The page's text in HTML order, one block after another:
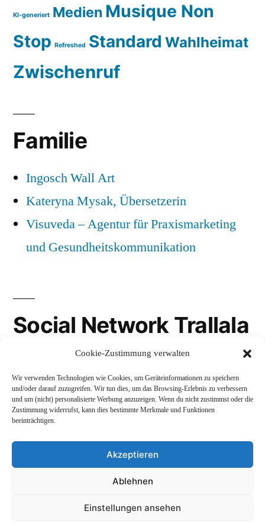
Cookie-Zustimmung verwalten
Wir verwenden Technologien wie Cookies, um Geräteinformationen zu speichern
und/oder darauf zuzugreifen. Wir tun dies, um das Browsing-Erlebnis zu verbessern
und um (nicht) personalisierte Werbung anzuzeigen. Wenn du nicht zustimmst oder die
Zustimmung widerrufst, kann dies bestimmte Merkmale und Funktionen
beeinträchtigen.
Akzeptieren
Ablehnen
Einstellungen ansehen
KI-generiert Medien Musique Non
Stop Refreshed Standard Wahlheimat
Zwischenruf
Familie
Ingosch Wall Art
Kateryna Mysak, Übersetzerin
Visuveda – Agentur für Praxismarketing
und Gesundheitskommunikation
Social Network Trallala
LinkedIn
Mastodon
Stolz präsentiert von WordPress.
Impressum und Rechtliches